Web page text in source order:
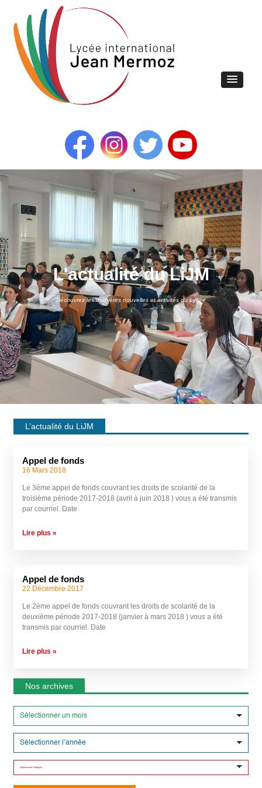
L'actualité du LiJM
Découvrez les dernières nouvelles et activités du Lycée
L’actualité du LiJM
Appel de fonds
16 Mars 2018
Le 3ème appel de fonds couvrant les droits de scolarité de la
troisième période 2017-2018 (avril à juin 2018 ) vous a été transmis
par courriel. Date
Lire plus »
Appel de fonds
22 Décembre 2017
Le 2ème appel de fonds couvrant les droits de scolarité de la
deuxième période 2017-2018 (janvier à mars 2018 ) vous a été
transmis par courriel. Date
Lire plus »
Nos archives